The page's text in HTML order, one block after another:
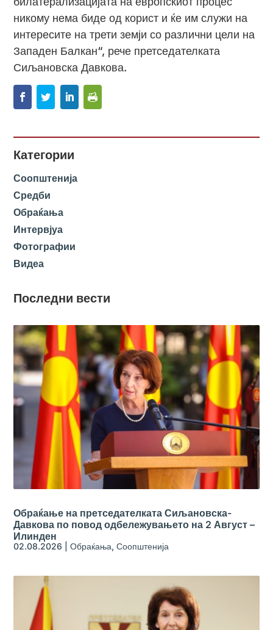
никому нема биде од корист и ќе им служи на
интересите на трети земји со различни цели на
Западен Балкан“, рече претседателката
Сиљановска Давкова.
Категории
Соопштенија
Средби
Обраќања
Интервјуа
Фотографии
Видеа
Последни вести
Обраќање на претседателката Сиљановска-
Давкова по повод одбележувањето на 2 Август –
Илинден
02.08.2026 |Обраќања,Соопштенија